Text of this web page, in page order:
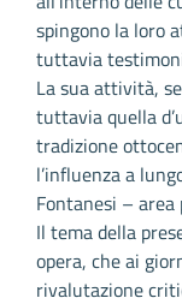
spingono la loro
tuttavia
La sua attività,
tuttavia quella
tradizione
l’influenza a
Fontanesi – area
Il tema della
opera, che ai
rivalutazione